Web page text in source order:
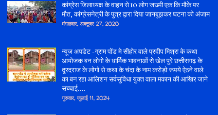
कांग्रेस जिलाध्यक्ष के वाहन से 10 लोग जख्मी एक कि मौके पर
मौत, कांग्रेसनेत्री के पुत्र द्वारा दिया जानबूझकर घटना को अंजाम
मंगलवार, अक्टूबर 27, 2020
न्यूज अपडेट -ग्राम पोंड मे सीहोर वाले प्रदीप मिश्रा के कथा
आयोजक बन लोगो के धार्मिक भावनाओं से खेल पुरे छत्तीसगढ़ के
दूरदराज के लोगो से कथा के चंदा के नाम करोड़ो रूपये ऐठने वाले
का बन रहा आलिशन सर्वसुविधा युक्त वाला मकान की आखिर जाने
सच्चाई....
गुरुवार, जुलाई 11, 2024